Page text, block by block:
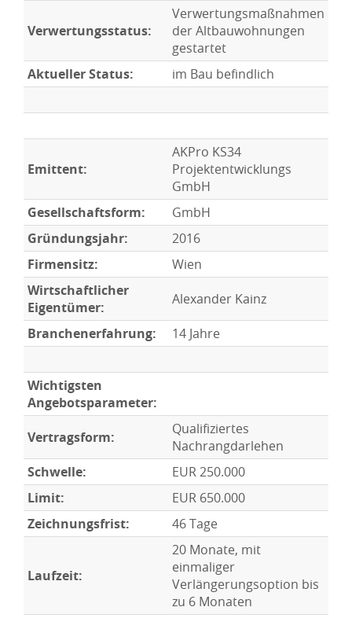
Verwertungsstatus:
Verwertungsmaßnahmen
der Altbauwohnungen
gestartet
Aktueller Status:
im Bau befindlich
Emittent:
AKPro KS34
Projektentwicklungs
GmbH
Gesellschaftsform:
GmbH
Gründungsjahr:
2016
Firmensitz:
Wien
Wirtschaftlicher
Eigentümer:
Alexander Kainz
Branchenerfahrung:
14 Jahre
Wichtigsten
Angebotsparameter:
Vertragsform:
Qualifiziertes
Nachrangdarlehen
Schwelle:
EUR 250.000
Limit:
EUR 650.000
Zeichnungsfrist:
46 Tage
Laufzeit:
20 Monate, mit
einmaliger
Verlängerungsoption bis
zu 6 Monaten